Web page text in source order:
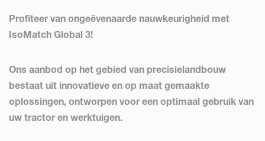
Profiteer van ongeëvenaarde nauwkeurigheid met
IsoMatch Global 3!
Ons aanbod op het gebied van precisielandbouw
bestaat uit innovatieve en op maat gemaakte
oplossingen, ontworpen voor een optimaal gebruik van
uw tractor en werktuigen.